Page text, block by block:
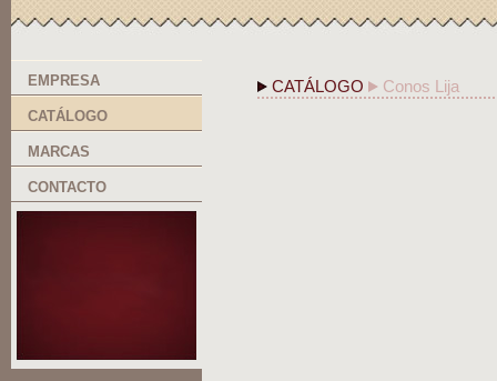
EMPRESA
CATÁLOGO
MARCAS
CONTACTO
CATÁLOGO Conos Lija